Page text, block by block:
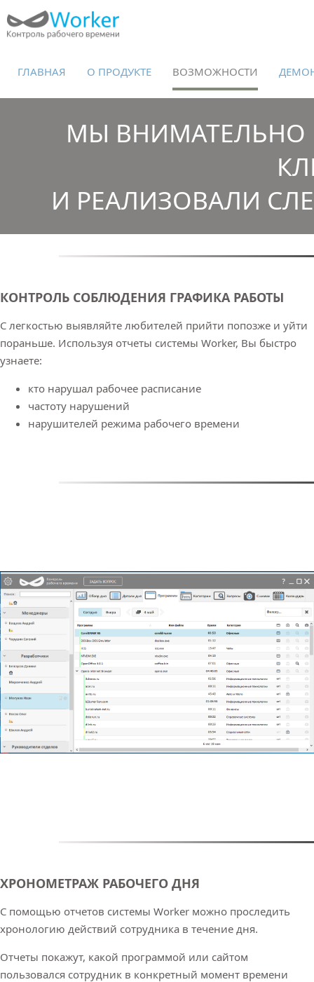
ГЛАВНАЯ О ПРОДУКТЕ ВОЗМОЖНОСТИ
МЫ ВНИМАТЕЛЬНО
И РЕАЛИЗОВАЛИ
КОНТРОЛЬ СОБЛЮДЕНИЯ ГРАФИКА РАБОТЫ
С легкостью выявляйте любителей прийти попозже и уйти
пораньше. Используя отчеты системы Worker, Вы быстро
узнаете:
кто нарушал рабочее расписание
частоту нарушений
нарушителей режима рабочего времени
ХРОНОМЕТРАЖ РАБОЧЕГО ДНЯ
С помощью отчетов системы Worker можно проследить
хронологию действий сотрудника в течение дня.
Отчеты покажут, какой программой или сайтом
пользовался сотрудник в конкретный момент времени